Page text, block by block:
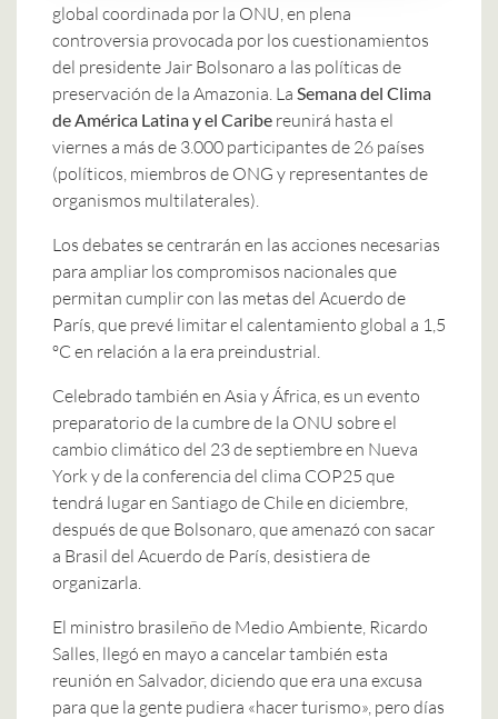
global coordinada por la ONU, en plena
controversia provocada por los cuestionamientos
del presidente Jair Bolsonaro a las políticas de
preservación de la Amazonia. La Semana del Clima
de América Latina y el Caribe reunirá hasta el
viernes a más de 3.000 participantes de 26 países
(políticos, miembros de ONG y representantes de
organismos multilaterales).
Los debates se centrarán en las acciones necesarias
para ampliar los compromisos nacionales que
permitan cumplir con las metas del Acuerdo de
París, que prevé limitar el calentamiento global a 1,5
ºC en relación a la era preindustrial.
Celebrado también en Asia y África, es un evento
preparatorio de la cumbre de la ONU sobre el
cambio climático del 23 de septiembre en Nueva
York y de la conferencia del clima COP25 que
tendrá lugar en Santiago de Chile en diciembre,
después de que Bolsonaro, que amenazó con sacar
a Brasil del Acuerdo de París, desistiera de
organizarla.
El ministro brasileño de Medio Ambiente, Ricardo
Salles, llegó en mayo a cancelar también esta
reunión en Salvador, diciendo que era una excusa
para que la gente pudiera «hacer turismo», pero días